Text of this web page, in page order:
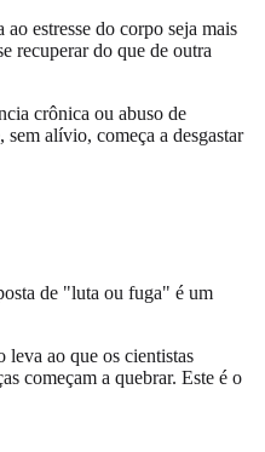
estresse do corpo seja mais
recuperar do que de outra
crônica ou abuso de
sem alívio, começa a desgastar
de "luta ou fuga" é um
leva ao que os cientistas
começam a quebrar. Este é o